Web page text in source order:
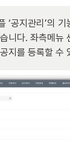
‘공지관리’의
니다. 좌측메뉴
지를 등록할 수